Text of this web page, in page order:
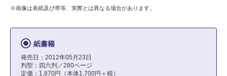
※画像は表紙及び帯等、実際とは異なる場合があります。
紙書籍
発売日：2012年05月23日
判型：四六判／280ページ
定価：1,870円（本体1,700円＋税）